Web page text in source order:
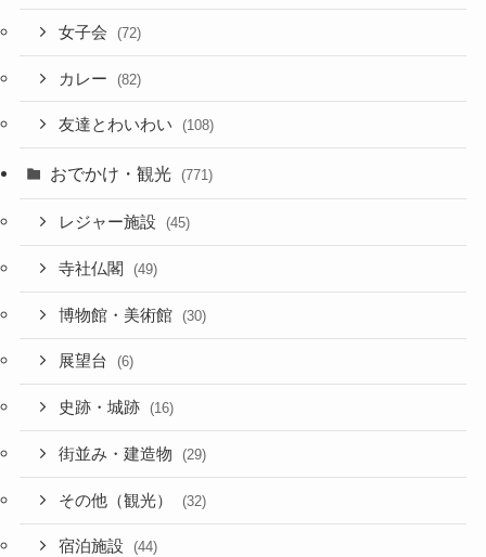
女子会 (72)
カレー (82)
友達とわいわい (108)
おでかけ・観光 (771)
レジャー施設 (45)
寺社仏閣 (49)
博物館・美術館 (30)
展望台 (6)
史跡・城跡 (16)
街並み・建造物 (29)
その他（観光） (32)
宿泊施設 (44)